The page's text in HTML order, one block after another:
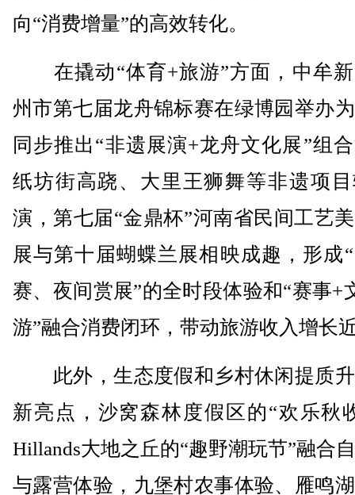
向“消费增量”的高效转化。
在撬动“体育+旅游”方面，中牟新
州市第七届龙舟锦标赛在绿博园举办
同步推出“非遗展演+龙舟文化展”组
纸坊街高跷、大里王狮舞等非遗项
演，第七届“金鼎杯”河南省民间工艺
展与第十届蝴蝶兰展相映成趣，形成
赛、夜间赏展”的全时段体验和“赛事+
游”融合消费闭环，带动旅游收入增长
此外，生态度假和乡村休闲提质
新亮点，沙窝森林度假区的“欢乐秋
Hillands大地之丘的“趣野潮玩节”融合
与露营体验，九堡村农事体验、雁鸣